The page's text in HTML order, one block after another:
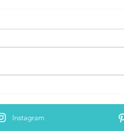
Instagram